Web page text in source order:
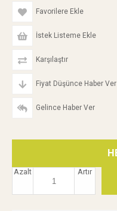
Favorilere Ekle
İstek Listeme Ekle
Karşılaştır
Fiyat Düşünce Haber Ver
Gelince Haber Ver
Artır
Azalt